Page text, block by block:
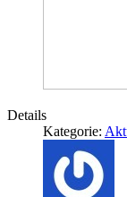
Details
Kategorie: